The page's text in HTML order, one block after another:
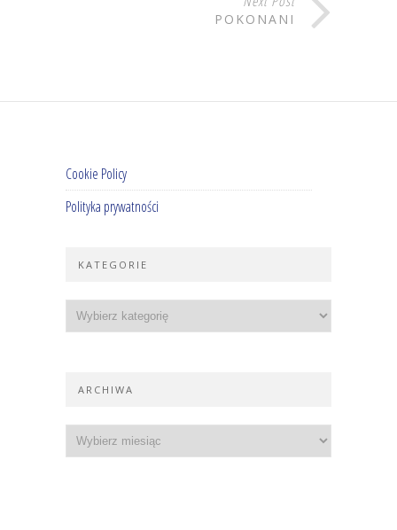
POKONANI
Cookie Policy
Polityka prywatności
KATEGORIE
ARCHIWA